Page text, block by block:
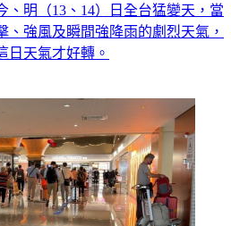
、明（13、14）日全台猛變天，當
、強風及瞬間強降雨的劇烈天氣，
日天氣才好轉。